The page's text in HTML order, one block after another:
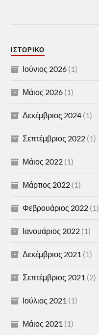
ΙΣΤΟΡΙΚΌ
Ιούνιος 2026 (1)
Μάιος 2026 (1)
Δεκέμβριος 2024 (1)
Σεπτέμβριος 2022 (1)
Μάιος 2022 (1)
Μάρτιος 2022 (1)
Φεβρουάριος 2022 (1)
Ιανουάριος 2022 (1)
Δεκέμβριος 2021 (1)
Σεπτέμβριος 2021 (2)
Ιούλιος 2021 (1)
Μάιος 2021 (1)